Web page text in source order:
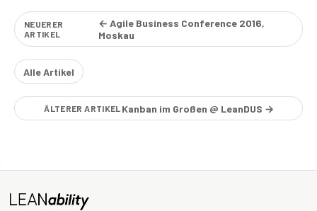
NEUERER
ARTIKEL
← Agile Business Conference 2016,
Moskau
Alle Artikel
ÄLTERER ARTIKEL Kanban im Großen @ LeanDUS →